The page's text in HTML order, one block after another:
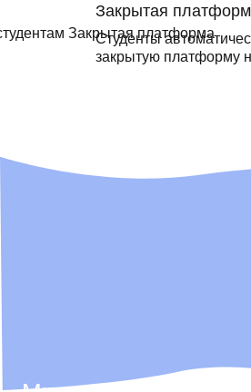
Закрытая
Студенты
закрытую платформу